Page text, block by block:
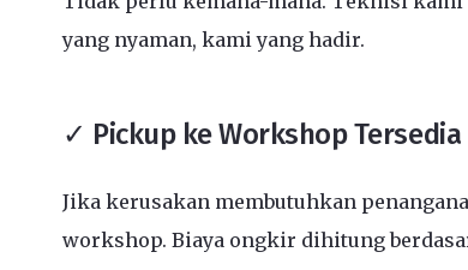
yang nyaman, kami yang hadir.
✓ Pickup ke Workshop
Jika kerusakan membutuhkan
workshop. Biaya ongkir dihitung